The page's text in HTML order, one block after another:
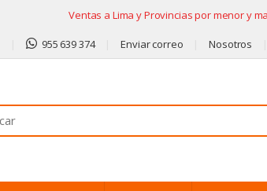
Ventas a Lima y Provincias por menor y
955 639 374 Enviar correo Nosotros